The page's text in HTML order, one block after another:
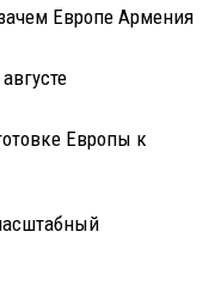
Европе Армения
Европы к